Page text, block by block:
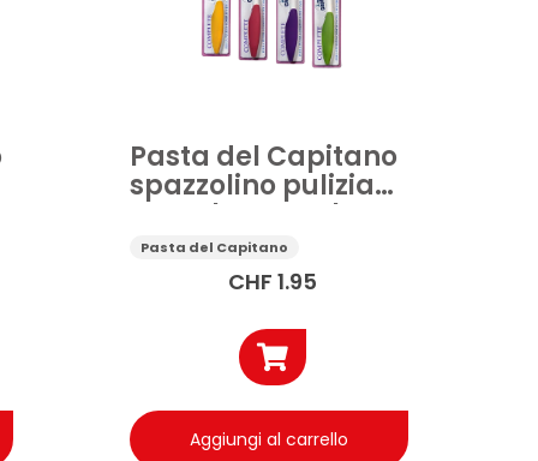
Pasta del Capitano
spazzolino pulizia
completa setole
medie
Pasta del Capitano
CHF 1.95
Aggiungi al carrello